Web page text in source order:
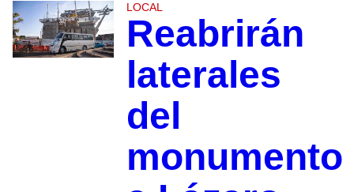
LOCAL
Reabrirán
laterales
del
monumento